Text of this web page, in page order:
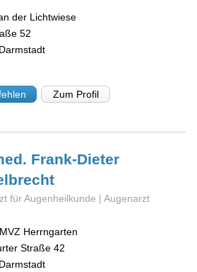
der Lichtwiese
52
Darmstadt
Zum Profil
Frank-Dieter
für Augenheilkunde | Augenarzt
Herrngarten
Straße 42
Darmstadt